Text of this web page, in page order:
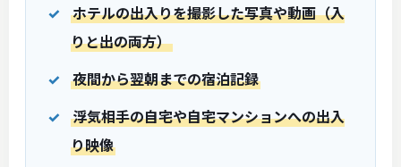
ホテルの出入りを撮影した写真や動画（入
りと出の両方）
夜間から翌朝までの宿泊記録
浮気相手の自宅や自宅マンションへの出入
り映像